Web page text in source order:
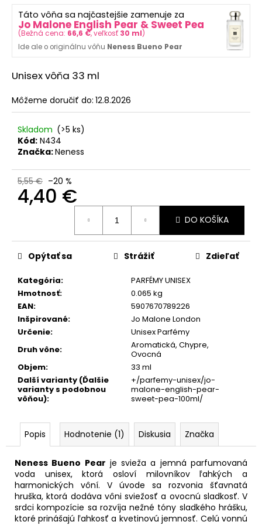
z
hviezdičiek.
Táto vôňa sa najčastejšie zamenuje za
Jo Malone English Pear & Sweet Pea
(Bežná cena: 66,6 €, veľkosť 30 ml)
Ide ale o originálnu vôňu Neness Bueno Pear
Unisex vôňa 33 ml
Môžeme doručiť do: 12.8.2026
Skladom (>5 ks)
Kód: N434
Značka:Neness
5,55 € –20 %
4,40 €
DO KOŠÍKA
Kategória:
PARFÉMY UNISEX
Hmotnosť:
0.065 kg
EAN:
5907670789226
Inšpirované:
Jo Malone London
Určenie:
Unisex Parfémy
Druh vône:
Aromatická, Chypre,
Ovocná
Objem:
33 ml
Další varianty (Ďalšie
varianty s podobnou
vôňou):
+/parfemy-unisex/jo-
malone-english-pear-
sweet-pea-100ml/
Opýtať sa Strážiť Zdieľať
Popis Hodnotenie (1) Diskusia Značka
Neness Bueno Pear je svieža a jemná parfumovaná
voda unisex, ktorá osloví milovníkov ľahkých a
harmonických vôní. V úvode sa rozvonia šťavnatá
hruška, ktorá dodáva vôni sviežosť a ovocnú sladkosť. V
srdci kompozície sa rozvíja nežné tóny sladkého hrášku,
ktoré prinášajú ľahkosť a kvetinovú jemnosť. Celú vonnú
a
m
NENESS
4
€
5,55
€